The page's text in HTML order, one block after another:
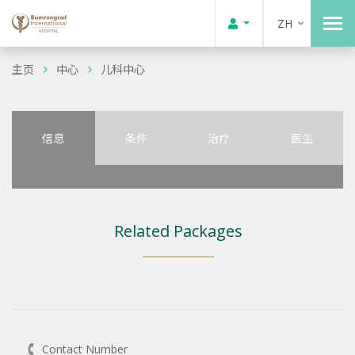
ZH
主页 中心 儿科中心
信息 条件 治疗 医生
Related Packages
Contact Number